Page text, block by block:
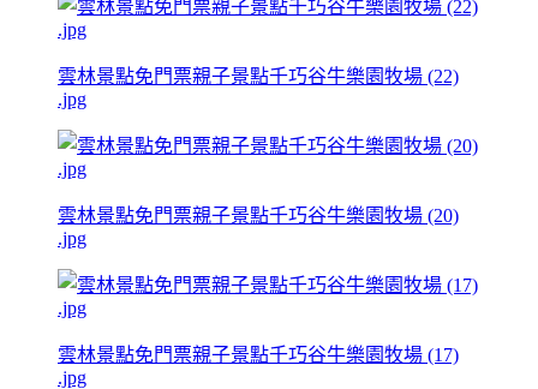
雲林景點免門票親子景點千巧谷牛樂園牧場 (22)
.jpg
雲林景點免門票親子景點千巧谷牛樂園牧場 (20)
.jpg
雲林景點免門票親子景點千巧谷牛樂園牧場 (17)
.jpg